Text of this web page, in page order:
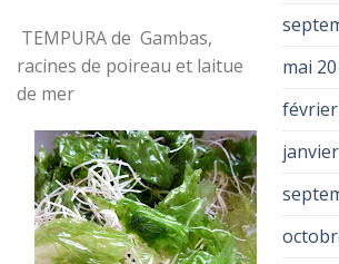
TEMPURA de Gambas,
racines de poireau et laitue
de mer
mai